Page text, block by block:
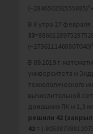
В 8 утра 27
33
(−2736111468807040)³
В 09.2019 г.
университета и
технологического
вычислительной
домашних ПК и 1,3
решили 42
42 = (-